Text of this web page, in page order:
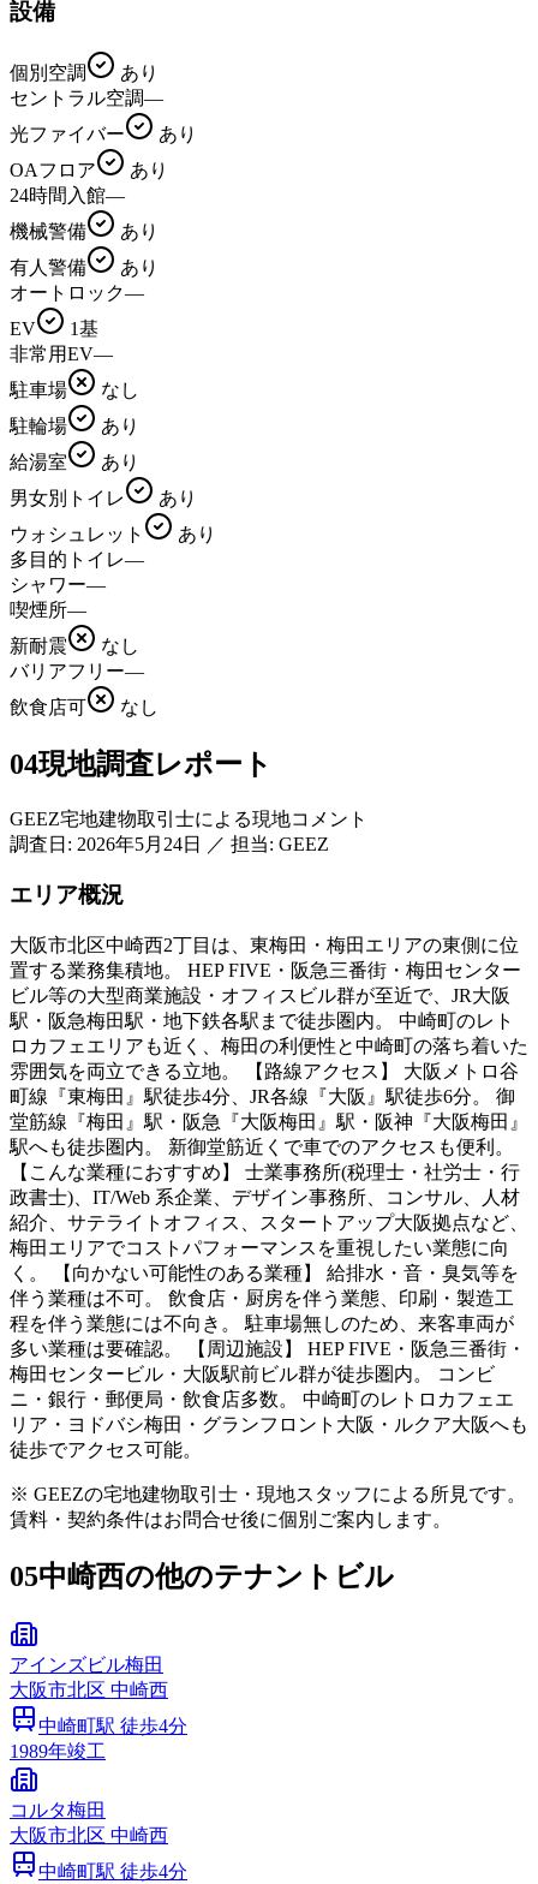
設備
個別空調
あり
セントラル空調—
光ファイバー
あり
OAフロア
あり
24時間入館—
機械警備
あり
有人警備
あり
オートロック—
EV
1基
非常用EV—
駐車場
なし
駐輪場
あり
給湯室
あり
男女別トイレ
あり
ウォシュレット
あり
多目的トイレ—
シャワー—
喫煙所—
新耐震
なし
バリアフリー—
飲食店可
なし
04現地調査レポート
GEEZ宅地建物取引士による現地コメント
調査日: 2026年5月24日 ／ 担当: GEEZ
エリア概況
大阪市北区中崎西2丁目は、東梅田・梅田エリアの東側に位
置する業務集積地。 HEP FIVE・阪急三番街・梅田センター
ビル等の大型商業施設・オフィスビル群が至近で、JR大阪
駅・阪急梅田駅・地下鉄各駅まで徒歩圏内。 中崎町のレト
ロカフェエリアも近く、梅田の利便性と中崎町の落ち着いた
雰囲気を両立できる立地。 【路線アクセス】 大阪メトロ谷
町線『東梅田』駅徒歩4分、JR各線『大阪』駅徒歩6分。 御
堂筋線『梅田』駅・阪急『大阪梅田』駅・阪神『大阪梅田』
駅へも徒歩圏内。 新御堂筋近くで車でのアクセスも便利。
【こんな業種におすすめ】 士業事務所(税理士・社労士・行
政書士)、IT/Web 系企業、デザイン事務所、コンサル、人材
紹介、サテライトオフィス、スタートアップ大阪拠点など、
梅田エリアでコストパフォーマンスを重視したい業態に向
く。 【向かない可能性のある業種】 給排水・音・臭気等を
伴う業種は不可。 飲食店・厨房を伴う業態、印刷・製造工
程を伴う業態には不向き。 駐車場無しのため、来客車両が
多い業種は要確認。 【周辺施設】 HEP FIVE・阪急三番街・
梅田センタービル・大阪駅前ビル群が徒歩圏内。 コンビ
ニ・銀行・郵便局・飲食店多数。 中崎町のレトロカフェエ
リア・ヨドバシ梅田・グランフロント大阪・ルクア大阪へも
徒歩でアクセス可能。
※ GEEZの宅地建物取引士・現地スタッフによる所見です。
賃料・契約条件はお問合せ後に個別ご案内します。
05中崎西の他のテナントビル
アインズビル梅田
大阪市北区 中崎西
中崎町駅 徒歩4分
1989年竣工
コルタ梅田
大阪市北区 中崎西
中崎町駅 徒歩4分